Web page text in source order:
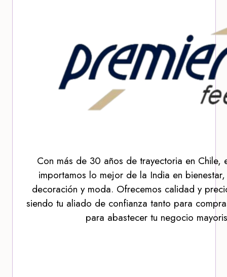
Con más de 30 años de trayectoria en Chile,
importamos lo mejor de la India en
decoración y moda. Ofrecemos calidad y
siendo tu aliado de confianza tanto para
para abastecer tu negocio